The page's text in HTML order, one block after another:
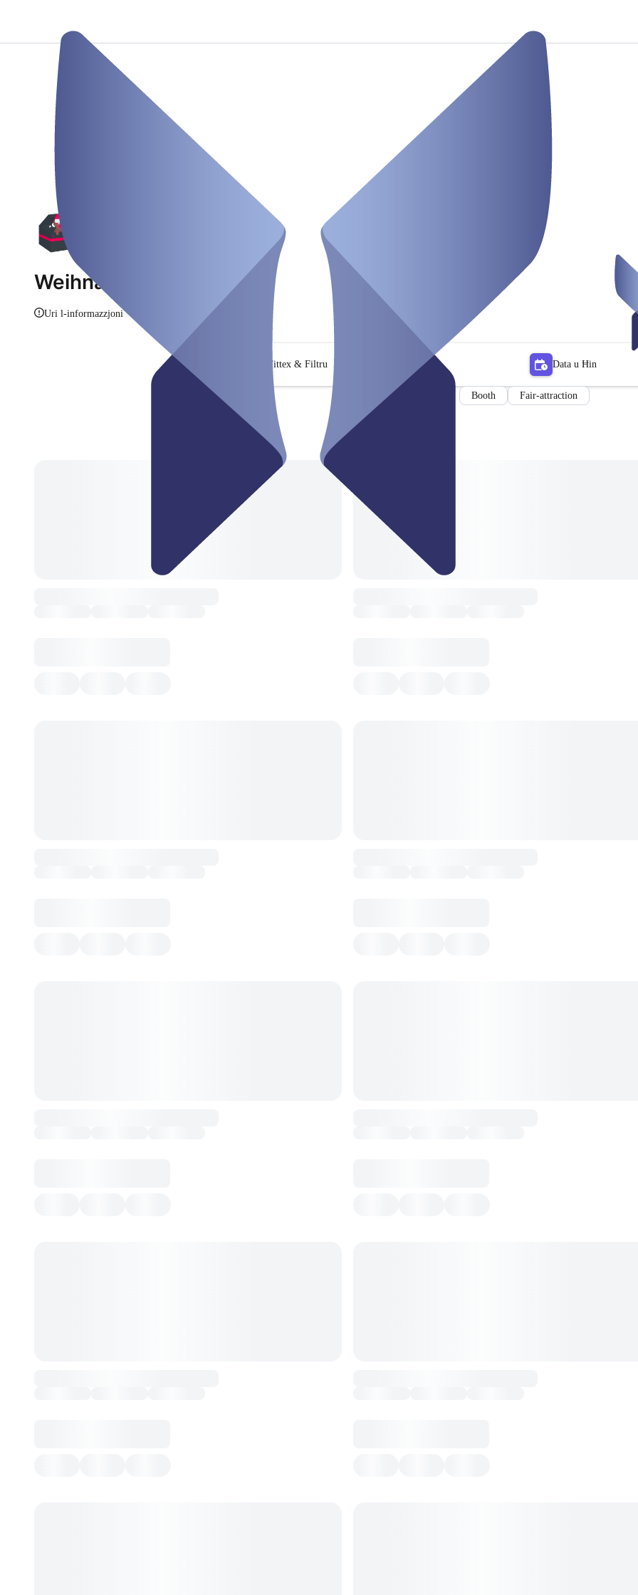
Weihnachtsmarkt
Uri l-informazzjoni
Fittex & Filtru Data u Ħin
Booth Fair-attraction